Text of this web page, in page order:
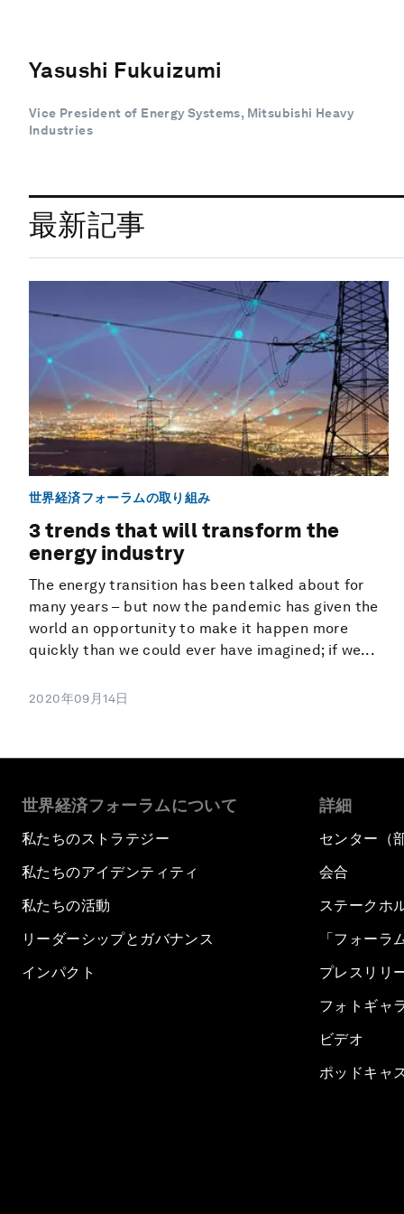
Yasushi Fukuizumi
Vice President of Energy Systems, Mitsubishi Heavy
Industries
最新記事
世界経済フォーラムの取り組み
3 trends that will transform the
energy industry
The energy transition has been talked about for
many years – but now the pandemic has given the
world an opportunity to make it happen more
quickly than we could ever have imagined; if we...
2020年09月14日
世界経済フォーラムについて
私たちのストラテジー
私たちのアイデンティティ
私たちの活動
リーダーシップとガバナンス
インパクト
詳細
センター（
会合
ステークホ
「フォーラ
プレスリリ
フォトギャ
ビデオ
ポッドキャ